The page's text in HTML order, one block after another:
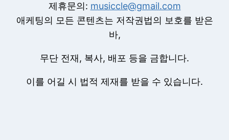
제휴문의: musiccle@gmail.com
애케팅의 모든 콘텐츠는 저작권법의 보호를 받은
바,
무단 전재, 복사, 배포 등을 금합니다.
이를 어길 시 법적 제재를 받을 수 있습니다.